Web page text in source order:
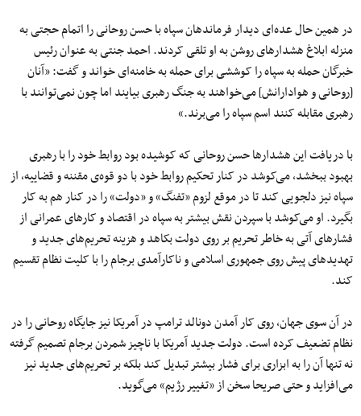
در همین حال عده‌ای دیدار فرماندهان سپاه با حسن روحانی را اتمام حجتی به
منزله ابلاغ هشدارهای روشن به او تلقی کردند. احمد جنتی به عنوان رئیس
خبرگان حمله به سپاه را کوششی برای حمله به خامنه‌ای خواند و گفت: «آنان
[روحانی و هوادارانش] می‌خواهند به جنگ رهبری بیایند اما چون نمی‌توانند با
رهبری مقابله کنند اسم سپاه را می‌برند.»
با دریافت این هشدار‌ها حسن روحانی که کوشیده بود روابط خود را با رهبری
بهبود ببخشد، می‌کوشد در کنار تحکیم روابط خود با دو قوه‌ی مقننه و قضاییه، از
سپاه نیز دلجویی کند تا در موقع لزوم «تفنگ» و «دولت» را در کنار هم به کار
بگیرد. او می‌کوشد با سپردن نقش بیشتر به سپاه در اقتصاد و کارهای عمرانی از
فشارهای آتی به خاطر تحریم بر روی دولت بکاهد و هزینه تحریم‌های جدید و
تهدیدهای پیش روی جمهوری اسلامی و ناکارآمدی برجام را با کلیت نظام تقسیم
کند.
در آن سوی جهان، روی کار آمدن دونالد ترامپ در آمریکا نیز جایگاه روحانی را در
نظام تضعیف کرده است. دولت جدید آمریکا با ناچیز شمردن برجام تصمیم گرفته
نه تنها آن را به ابزاری برای فشار بیشتر تبدیل کند بلکه بر تحریم‌های جدید نیز
می‌افزاید و حتی صریحا سخن از «تغییر رژیم» می‌گوید.